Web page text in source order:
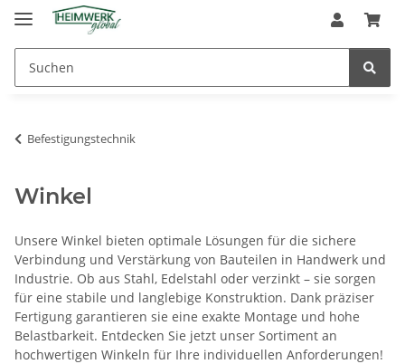
Befestigungstechnik
Winkel
Unsere Winkel bieten optimale Lösungen für die sichere
Verbindung und Verstärkung von Bauteilen in Handwerk und
Industrie. Ob aus Stahl, Edelstahl oder verzinkt – sie sorgen
für eine stabile und langlebige Konstruktion. Dank präziser
Fertigung garantieren sie eine exakte Montage und hohe
Belastbarkeit. Entdecken Sie jetzt unser Sortiment an
hochwertigen Winkeln für Ihre individuellen Anforderungen!